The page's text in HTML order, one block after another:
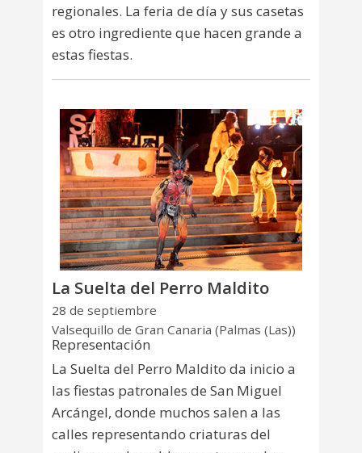
regionales. La feria de día y sus casetas
es otro ingrediente que hacen grande a
estas fiestas.
La Suelta del Perro Maldito
28 de septiembre
Valsequillo de Gran Canaria (Palmas (Las))
Representación
La Suelta del Perro Maldito da inicio a
las fiestas patronales de San Miguel
Arcángel, donde muchos salen a las
calles representando criaturas del